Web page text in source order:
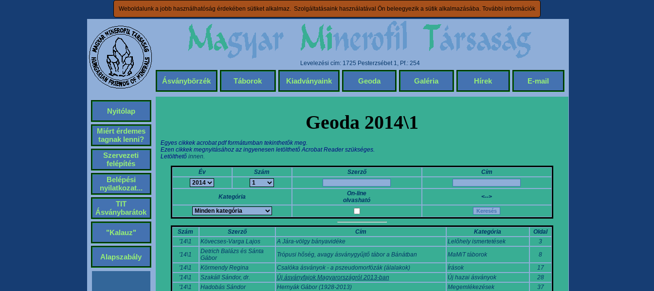
Weboldalunk a jobb használhatóság érdekében sütiket alkalmaz. Szolgáltatásaink használatával Ön beleegyezik a sütik alkalmazásába. További információk
Levelezési cím: 1725 Pesterzsébet 1, Pf.: 254
Ásványbörzék Táborok Kiadványaink Geoda Galéria Hírek E-mail
Nyitólap
Miért érdemes
tagnak lenni?
Szervezeti
felépítés
Belépési
nyilatkozat...
TIT
Ásványbarátok
"Kalauz"
Alapszabály
Geoda 2014\1
Egyes cikkek acrobat pdf formátumban tekinthetők meg.
Ezen cikkek megnyitásához az ingyenesen letölthető Acrobat Reader szükséges.
Letölthető innen.
Év Szám Szerző Cím
Kategória
On-line
olvasható
<-->
Szám Szerző Cím Kategória
Oldal
'14\1
Kövecses-Varga Lajos A Jára-völgy bányavidéke Lelőhely ismertetések
3
'14\1
Detrich Balázs és Sánta
Gábor
Trópusi hőség, avagy ásványgyűjtő tábor a Bánátban MaMiT táborok
8
'14\1
Körmendy Regina Csalóka ásványok - a pszeudomorfózák (álalakok) Írások
17
'14\1
Szakáll Sándor, dr. Új ásványfajok Magyarországról 2013-ban Új hazai ásványok
28
'14\1
Hadobás Sándor Hernyák Gábor (1928-2013) Megemlékezések
37